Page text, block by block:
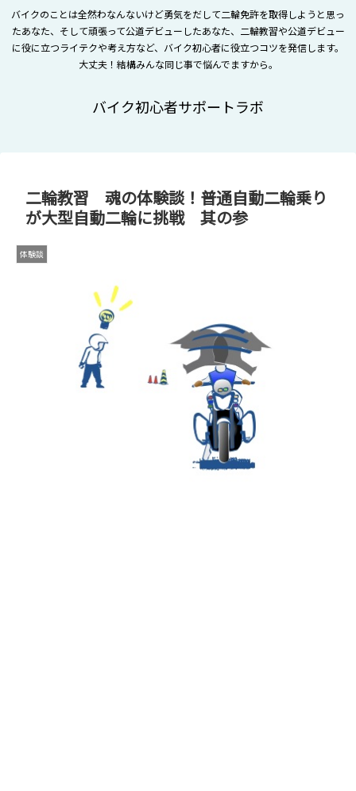
バイクのことは全然わなんないけど勇気をだして二輪免許を取得しようと思っ
たあなた、そして頑張って公道デビューしたあなた、二輪教習や公道デビュー
に役に立つライテクや考え方など、バイク初心者に役立つコツを発信します。
大丈夫！結構みんな同じ事で悩んでますから。
バイク初心者サポートラボ
二輪教習 魂の体験談！普通自動二輪乗り
が大型自動二輪に挑戦 其の参
体験談